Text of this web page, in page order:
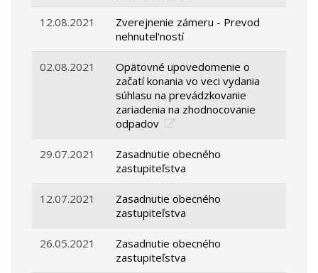
12.08.2021
Zverejnenie zámeru - Prevod
nehnutel'ností
02.08.2021
Opätovné upovedomenie o
začatí konania vo veci vydania
súhlasu na prevádzkovanie
zariadenia na zhodnocovanie
odpadov
29.07.2021
Zasadnutie obecného
zastupiteľstva
12.07.2021
Zasadnutie obecného
zastupiteľstva
26.05.2021
Zasadnutie obecného
zastupiteľstva